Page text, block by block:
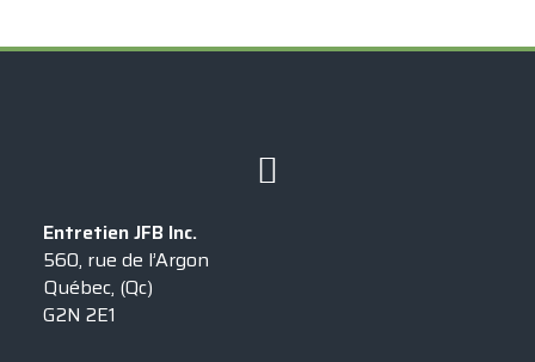
Entretien JFB Inc.
560, rue de l’Argon
Québec, (Qc)
G2N 2E1